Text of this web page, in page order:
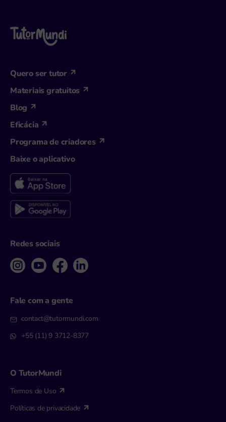
Quero ser tutor
Materiais gratuitos
Blog
Eficácia
Programa de criadores
Baixe o aplicativo
Redes sociais
Fale com a gente
contact@tutormundi.com
+55 (11) 9 3712-8377
O TutorMundi
Termos de Uso
Políticas de privacidade